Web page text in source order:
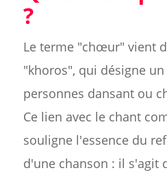
?
Le terme "chœur" vient
"khoros", qui désigne
personnes dansant ou
Ce lien avec le chant
souligne l'essence du
d'une chanson : il s'agit